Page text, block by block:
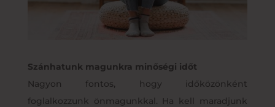
Szánhatunk magunkra minőségi időt
Nagyon fontos, hogy időközönként
foglalkozzunk önmagunkkal. Ha kell maradjunk